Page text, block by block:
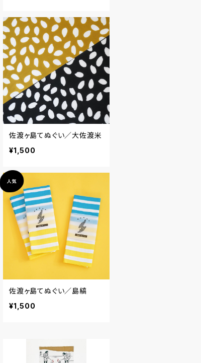
佐渡ヶ島てぬぐい／大佐渡米
¥1,500
佐渡ヶ島てぬぐい／島縞
¥1,500